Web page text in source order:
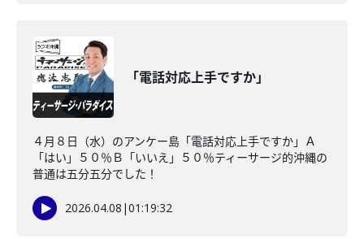
「電話対応上手ですか」
４月８日（水）のアンケー島「電話対応上手ですか」Ａ
「はい」５０％Ｂ「いいえ」５０％ティーサージ的沖縄の
普通は五分五分でした！
2026.04.08 |01:19:32